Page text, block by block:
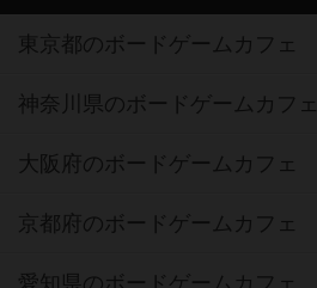
東京都のボードゲームカフェ
神奈川県のボードゲームカフェ
大阪府のボードゲームカフェ
京都府のボードゲームカフェ